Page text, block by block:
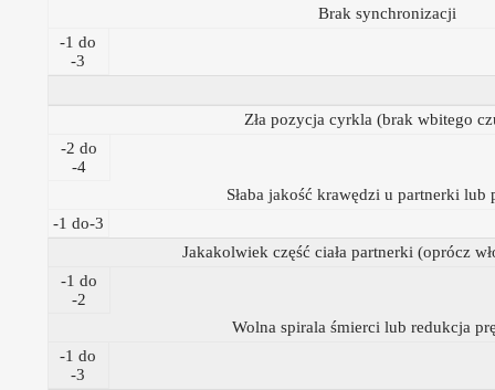
Brak synchronizacji
-1 do
-3
Zła pozycja cyrkla (brak wbitego
-2 do
-4
Słaba jakość krawędzi u partnerki lub
-1 do-3
Jakakolwiek część ciała partnerki (oprócz
-1 do
-2
Wolna spirala śmierci lub redukcja
-1 do
-3